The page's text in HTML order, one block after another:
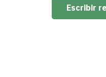
Escribir